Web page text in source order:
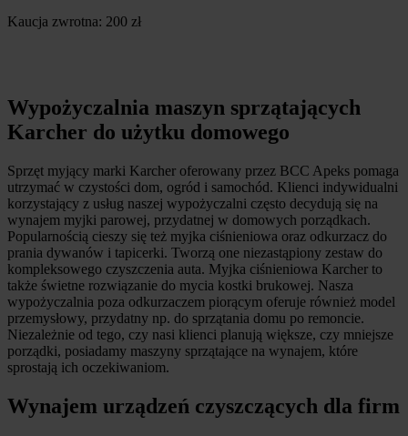
Kaucja zwrotna: 200 zł
Wypożyczalnia maszyn sprzątających
Karcher do użytku domowego
Sprzęt myjący marki Karcher oferowany przez BCC Apeks pomaga
utrzymać w czystości dom, ogród i samochód. Klienci indywidualni
korzystający z usług naszej wypożyczalni często decydują się na
wynajem myjki parowej, przydatnej w domowych porządkach.
Popularnością cieszy się też myjka ciśnieniowa oraz odkurzacz do
prania dywanów i tapicerki. Tworzą one niezastąpiony zestaw do
kompleksowego czyszczenia auta. Myjka ciśnieniowa Karcher to
także świetne rozwiązanie do mycia kostki brukowej. Nasza
wypożyczalnia poza odkurzaczem piorącym oferuje również model
przemysłowy, przydatny np. do sprzątania domu po remoncie.
Niezależnie od tego, czy nasi klienci planują większe, czy mniejsze
porządki, posiadamy maszyny sprzątające na wynajem, które
sprostają ich oczekiwaniom.
Wynajem urządzeń czyszczących dla firm